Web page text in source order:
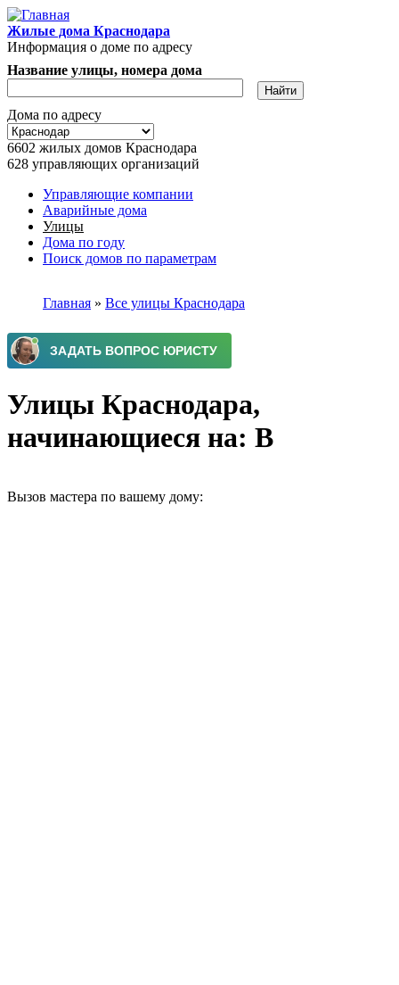
Перейти к основному содержанию
Жилые дома Краснодара
Информация о доме по адресу
Название улицы, номера дома
Дома по адресу
6602 жилых домов Краснодара
628 управляющих организаций
Главное меню
Управляющие компании
Аварийные дома
Улицы
Дома по году
Поиск домов по параметрам
Вы здесьГлавная » Все улицы Краснодара
Улицы Краснодара,
начинающиеся на: В
Вызов мастера по вашему дому: